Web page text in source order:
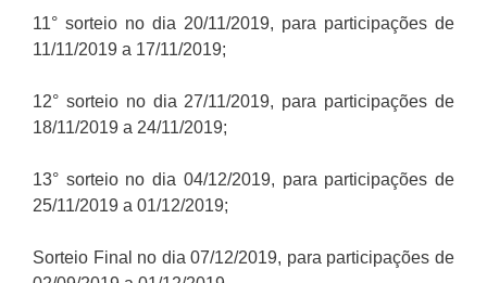
11° sorteio no dia 20/11/2019, para participações de
11/11/2019 a 17/11/2019;
12° sorteio no dia 27/11/2019, para participações de
18/11/2019 a 24/11/2019;
13° sorteio no dia 04/12/2019, para participações de
25/11/2019 a 01/12/2019;
Sorteio Final no dia 07/12/2019, para participações de